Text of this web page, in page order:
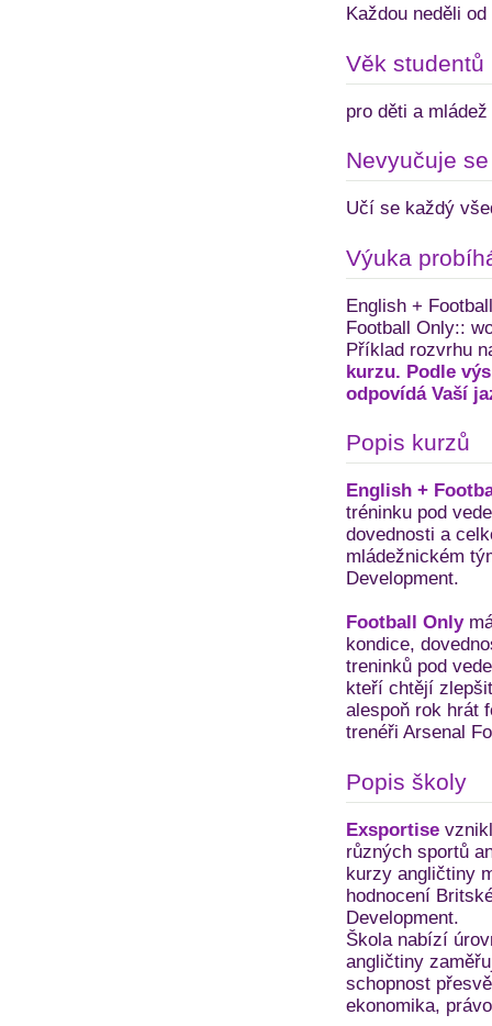
Každou neděli
Věk studentů
pro děti a
Nevyučuje se
Učí se každý
Výuka
English +
Football Only::
Příklad rozvrhu
kurzu. Podle
odpovídá Vaší
Popis kurzů
English +
tréninku pod
dovednosti a
mládežnickém
Development.
Football Only
kondice,
treninků pod
kteří chtějí
alespoň rok hrát
trenéři Arsenal
Popis školy
Exsportise
různých sportů
kurzy angličtiny
hodnocení
Development.
Škola nabízí
angličtiny
schopnost
ekonomika,